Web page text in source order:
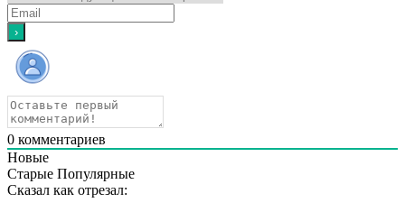
0 комментариев
Новые
Старые Популярные
Сказал как отрезал: